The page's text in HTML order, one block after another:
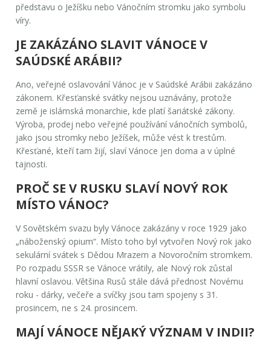
představu o Ježíšku nebo Vánočním stromku jako symbolu
víry.
JE ZAKÁZÁNO SLAVIT VÁNOCE V
SAÚDSKÉ ARÁBII?
Ano, veřejné oslavování Vánoc je v Saúdské Arábii zakázáno
zákonem. Křesťanské svátky nejsou uznávány, protože
země je islámská monarchie, kde platí šariátské zákony.
Výroba, prodej nebo veřejné používání vánočních symbolů,
jako jsou stromky nebo Ježíšek, může vést k trestům.
Křesťané, kteří tam žijí, slaví Vánoce jen doma a v úplné
tajnosti.
PROČ SE V RUSKU SLAVÍ NOVÝ ROK
MÍSTO VÁNOC?
V Sovětském svazu byly Vánoce zakázány v roce 1929 jako
„náboženský opium“. Místo toho byl vytvořen Nový rok jako
sekulární svátek s Dědou Mrazem a Novoročním stromkem.
Po rozpadu SSSR se Vánoce vrátily, ale Nový rok zůstal
hlavní oslavou. Většina Rusů stále dává přednost Novému
roku - dárky, večeře a svíčky jsou tam spojeny s 31.
prosincem, ne s 24. prosincem.
MAJÍ VÁNOCE NĚJAKÝ VÝZNAM V INDII?